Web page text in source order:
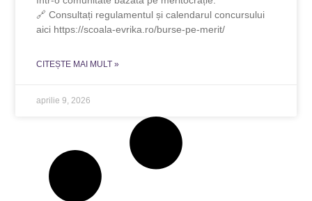
🔗 Consultați regulamentul și calendarul concursului
aici https://scoala-evrika.ro/burse-pe-merit/
CITEȘTE MAI MULT »
aprilie 9, 2026